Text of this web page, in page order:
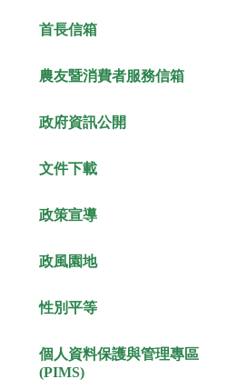
首長信箱
農友暨消費者服務信箱
政府資訊公開
文件下載
政策宣導
政風園地
性別平等
個人資料保護與管理專區
(PIMS)